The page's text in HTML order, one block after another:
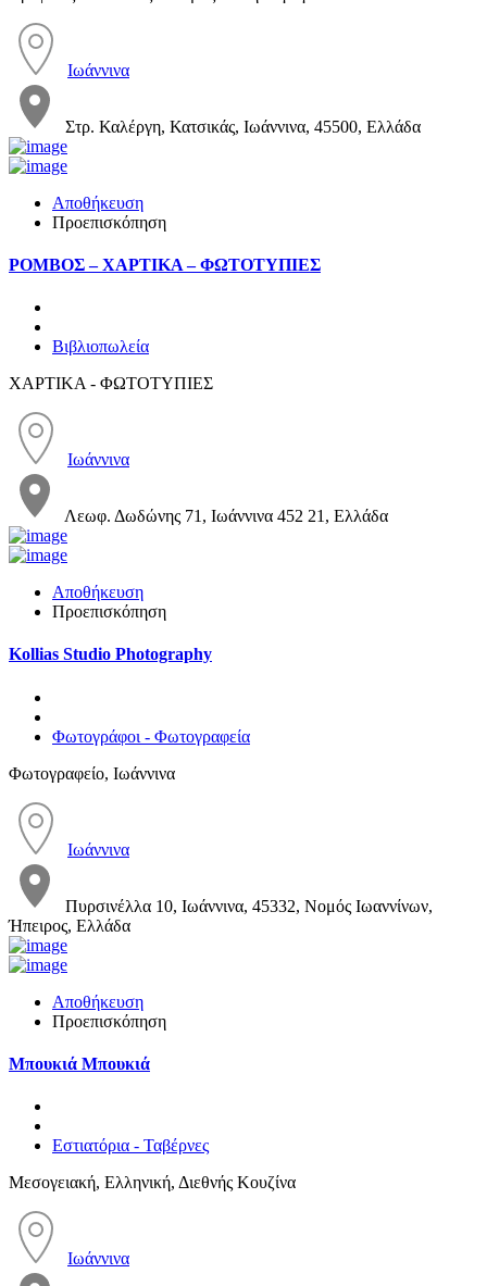
Ιωάννινα
Στρ. Καλέργη, Κατσικάς, Ιωάννινα, 45500, Ελλάδα
Αποθήκευση
Προεπισκόπηση
ΡΟΜΒΟΣ – ΧΑΡΤΙΚΑ – ΦΩΤΟΤΥΠΙΕΣ
Βιβλιοπωλεία
ΧΑΡΤΙΚΑ - ΦΩΤΟΤΥΠΙΕΣ
Ιωάννινα
Λεωφ. Δωδώνης 71, Ιωάννινα 452 21, Ελλάδα
Αποθήκευση
Προεπισκόπηση
Kollias Studio Photography
Φωτογράφοι - Φωτογραφεία
Φωτογραφείο, Ιωάννινα
Ιωάννινα
Πυρσινέλλα 10, Ιωάννινα, 45332, Νομός Ιωαννίνων,
Ήπειρος, Ελλάδα
Αποθήκευση
Προεπισκόπηση
Μπουκιά Μπουκιά
Εστιατόρια - Ταβέρνες
Μεσογειακή, Ελληνική, Διεθνής Κουζίνα
Ιωάννινα